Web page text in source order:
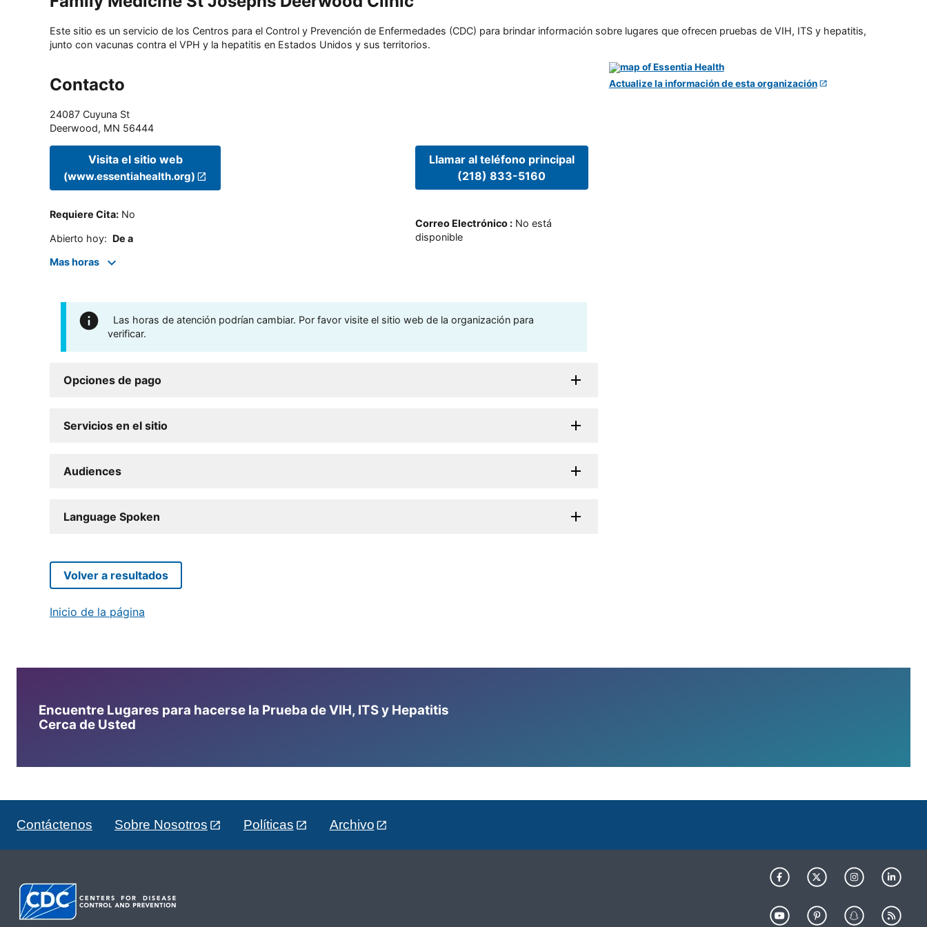
Este sitio es un servicio de los Centros para el Control y Prevención de Enfermedades (CDC) para brindar información sobre lugares que ofrecen pruebas de VIH, ITS y hepatitis,
junto con vacunas contra el VPH y la hepatitis en Estados Unidos y sus territorios.
Contacto
24087 Cuyuna St
Deerwood, MN 56444
Visita el sitio web
(www.essentiahealth.org)
Requiere Cita: No
Abierto hoy: De a
Mas horas
Llamar al teléfono principal
(218) 833-5160
Correo Electrónico: No está
disponible
Las horas de atención podrían cambiar. Por favor visite el sitio web de la organización para
verificar.
Opciones de pago
Servicios en el sitio
Audiences
Language Spoken
Actualize la información de esta organización
Volver a resultados
Inicio de la página
Encuentre Lugares para hacerse la Prueba de VIH, ITS y Hepatitis
Cerca de Usted
Contáctenos Sobre Nosotros Políticas Archivo